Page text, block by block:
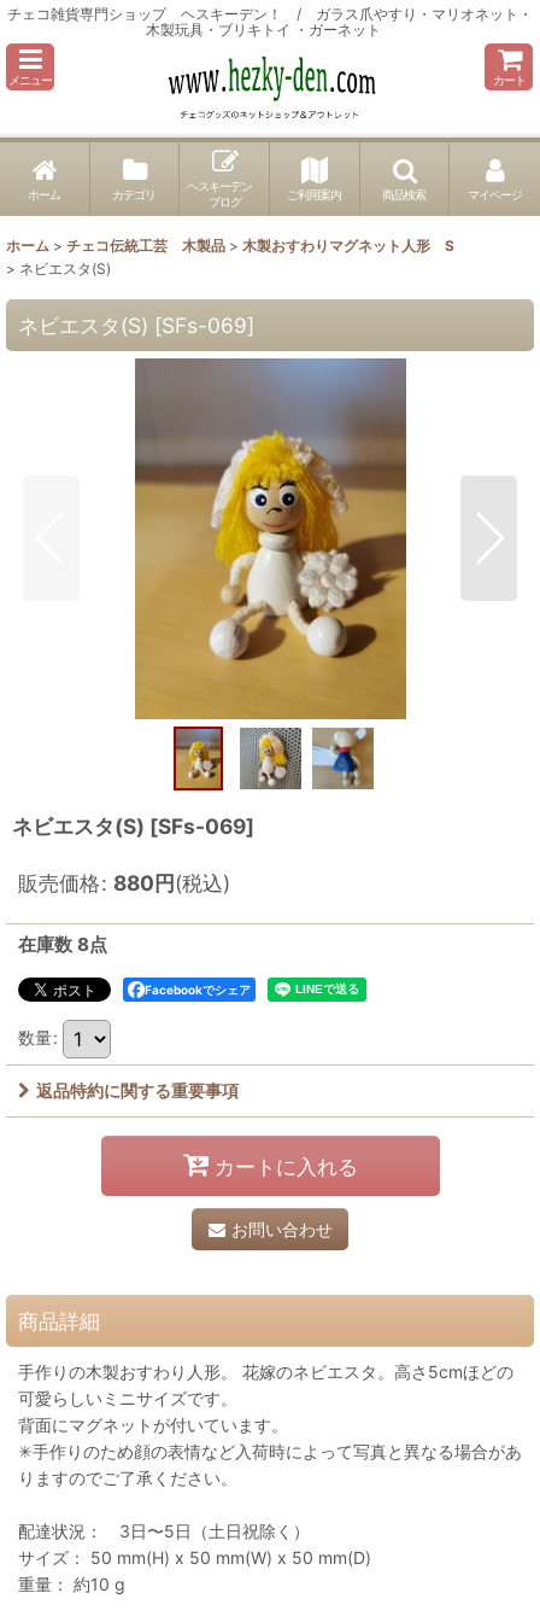
チェコ雑貨専門ショップ ヘスキーデン！ / ガラス爪やすり・マリオネット・
木製玩具・ブリキトイ ・ガーネット
メニュー カート
ホーム カテゴリ
ヘスキーデン
ブログ
ご利用案内 商品検索 マイページ
ホーム > チェコ伝統工芸 木製品 > 木製おすわりマグネット人形 S
> ネビエスタ(S)
ネビエスタ(S) [SFs-069]
ネビエスタ(S) [SFs-069]
販売価格: 880円(税込)
在庫数 8点
Facebookでシェア
数量:
返品特約に関する重要事項
カートに入れる
お問い合わせ
商品詳細
手作りの木製おすわり人形。 花嫁のネビエスタ。高さ5cmほどの
可愛らしいミニサイズです。
背面にマグネットが付いています。
✳︎手作りのため顔の表情など入荷時によって写真と異なる場合があ
りますのでご了承ください。
配達状況： 3日〜5日（土日祝除く）
サイズ： 50 mm(H) x 50 mm(W) x 50 mm(D)
重量： 約10 g